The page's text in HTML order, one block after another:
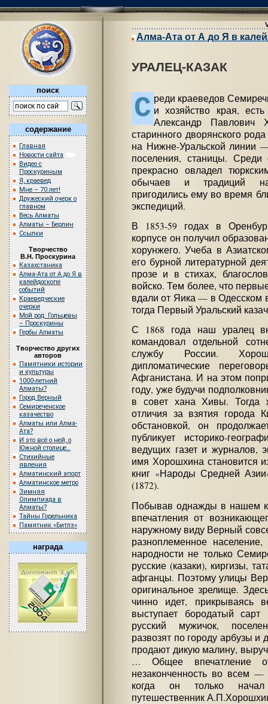
поиск
содержание
Главная
Новости сайта
Видео с
Проскуриным
Я, краевед
Мне – 70 лет!
Дружеский очерк о
главном
Весь Алматы
Алматы – Берлин
Ссылки
Творчество
В.Н. Проскурина
Казахстаника
Алма-Ата от А до Я в
калейдоскопе
событий
Краеведческие
очерки
Мой род: Гольцевы
– Проскурины
Гербы Алматы
Творчество других
авторов
Памятники истории
и культуры
1000-летний
Алматы?
Город Верный
Семиреченское
казачество
Алматы или Алма-
Ата?
И это всё о ней, о
Южной столице…
Стихийные
явления
Алматинский апорт
Алматинское метро
Зимняя
Олимпиада в
Алматы?
Тайны Горельника
Памятник «Битлз»
награда
Алма-Ата от А до Я в
УРАЛЕЦ-КАЗАК
С реди краеведов
и хозяйство края,
Александр Павлович
старинного дворянского
на Нижне-Уральской линии
поселения, станицы. Среди
прекрасно овладел
обычаев и традиций
пригодились ему во время
экспедиций.
В 1853-59 годах в
корпусе он получил
хорунжего. Учеба в
его бурной литературной
прозе и в стихах,
войско. Тем более, что
вдали от Яика — в Одесском
тогда Первый Уральский
С 1868 года наш уралец
командовал отдельной
службу России.
дипломатические
Афганистана. И на этом
году, уже будучи
в совет хана Хивы. Тогда
отличия за взятия города
обстановкой, он
публикует историко-
ведущих газет и журналов,
имя Хорошхина становится
книг «Народы Средней
(1872).
Побывав однажды в нашем
впечатления от
наружному виду Верный
разноплеменное
народности не только
русские (казаки), киргизы,
афганцы. Поэтому улицы
оригинальное зрелище.
чинно идет, прикрываясь
выступает бородатый сарт
русский мужичок,
развозят по городу арбузы
продают дикую малину,
… Общее впечатление
незаконченность во всем
когда он только
путешественник